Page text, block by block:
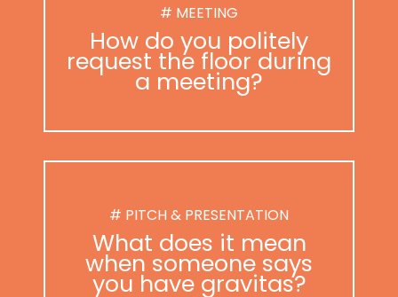
# MEETING
How do you politely
request the floor during
a meeting?
# PITCH & PRESENTATION
What does it mean
when someone says
you have gravitas?